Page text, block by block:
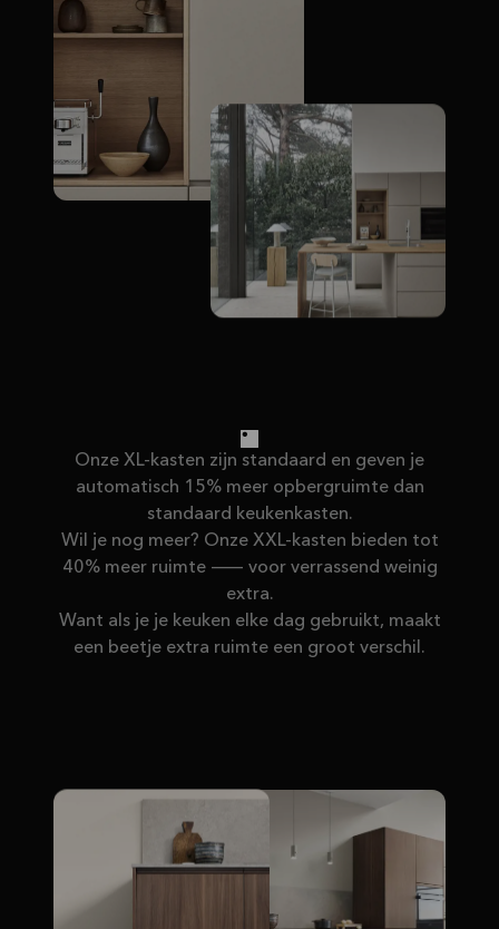
Onze XL-kasten zijn standaard en geven je
automatisch 15% meer opbergruimte dan
standaard keukenkasten.
Wil je nog meer? Onze XXL-kasten bieden tot
40% meer ruimte — voor verrassend weinig
extra.
Want als je je keuken elke dag gebruikt, maakt
een beetje extra ruimte een groot verschil.